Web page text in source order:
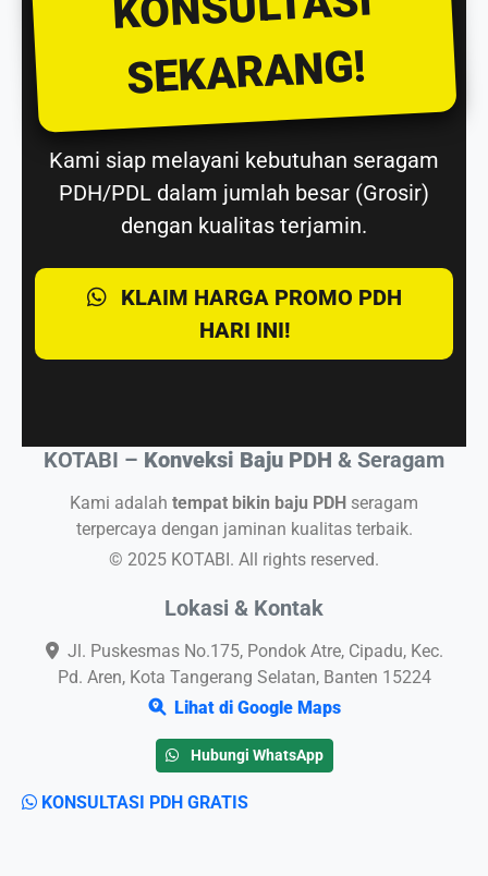
SEKARANG!
Kami siap melayani kebutuhan seragam
PDH/PDL dalam jumlah besar (Grosir)
dengan kualitas terjamin.
KLAIM HARGA PROMO PDH
HARI INI!
KOTABI – Konveksi Baju PDH & Seragam
Kami adalah tempat bikin baju PDH seragam
terpercaya dengan jaminan kualitas terbaik.
© 2025 KOTABI. All rights reserved.
Lokasi & Kontak
Jl. Puskesmas No.175, Pondok Atre, Cipadu, Kec.
Pd. Aren, Kota Tangerang Selatan, Banten 15224
Lihat di Google Maps
Hubungi WhatsApp
KONSULTASI PDH GRATIS